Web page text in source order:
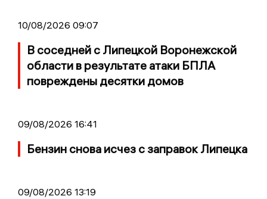
10/08/2026 09:07
В соседней с Липецкой Воронежской
области в результате атаки БПЛА
повреждены десятки домов
09/08/2026 16:41
Бензин снова исчез с заправок Липецка
09/08/2026 13:19